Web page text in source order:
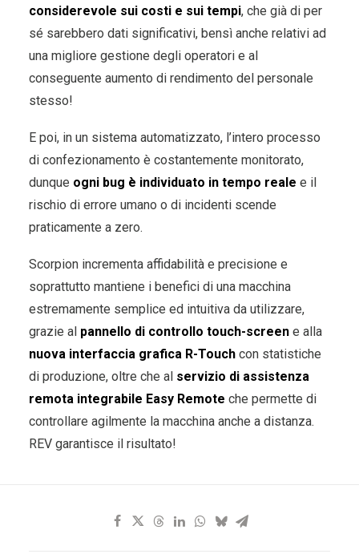
considerevole sui costi e sui tempi, che già di per
sé sarebbero dati significativi, bensì anche relativi ad
una migliore gestione degli operatori e al
conseguente aumento di rendimento del personale
stesso!
E poi, in un sistema automatizzato, l’intero processo
di confezionamento è costantemente monitorato,
dunque ogni bug è individuato in tempo reale e il
rischio di errore umano o di incidenti scende
praticamente a zero.
Scorpion incrementa affidabilità e precisione e
soprattutto mantiene i benefici di una macchina
estremamente semplice ed intuitiva da utilizzare,
grazie al pannello di controllo touch-screen e alla
nuova interfaccia grafica R-Touch con statistiche
di produzione, oltre che al servizio di assistenza
remota integrabile Easy Remote che permette di
controllare agilmente la macchina anche a distanza.
REV garantisce il risultato!